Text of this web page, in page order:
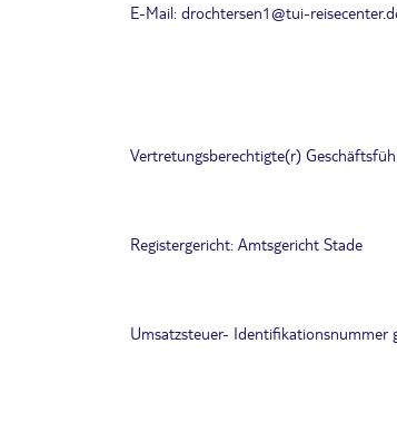
E-Mail: drochtersen1@tui-
Vertretungsberechtigte(r)
Registergericht: Amtsgericht Stade
Umsatzsteuer- Identifikationsnummer